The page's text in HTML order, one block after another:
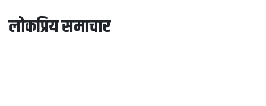
लोकप्रिय समाचार